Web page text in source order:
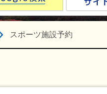
スポーツ施設予約